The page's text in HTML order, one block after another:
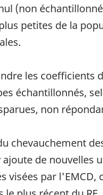
(non
petites de la
les coefficients
échantillonnés,
non
chevauchement
de nouvelles
par